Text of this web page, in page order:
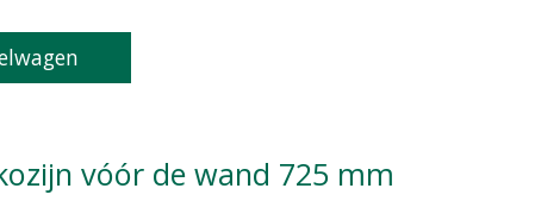
vóór de wand 725 mm